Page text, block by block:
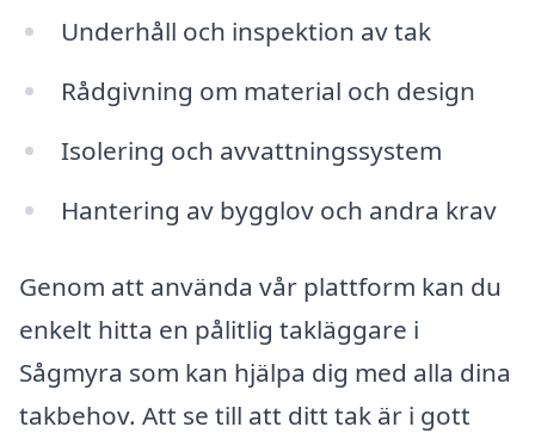
Underhåll och inspektion av tak
Rådgivning om material och design
Isolering och avvattningssystem
Hantering av bygglov och andra krav
Genom att använda vår plattform kan du
enkelt hitta en pålitlig takläggare i
Sågmyra som kan hjälpa dig med alla dina
takbehov. Att se till att ditt tak är i gott